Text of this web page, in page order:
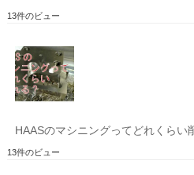
13件のビュー
HAASのマシニングってどれくらい
13件のビュー